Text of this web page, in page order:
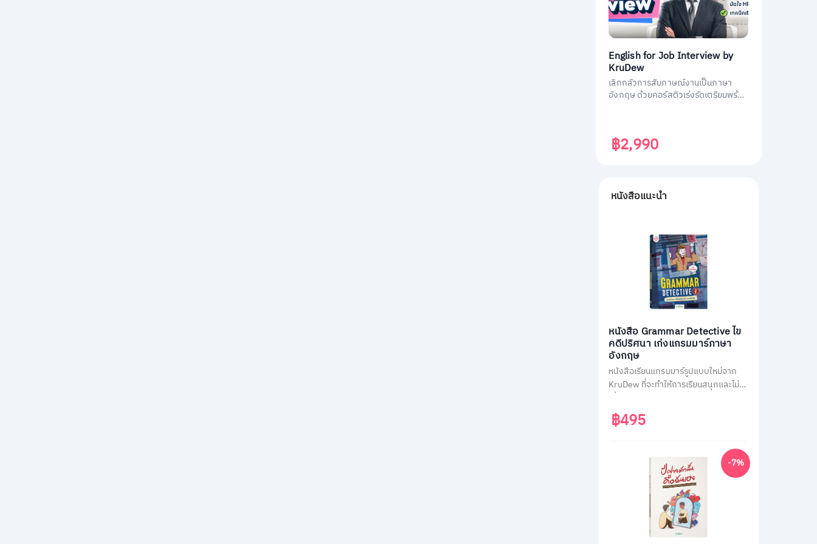
English for Job Interview by
KruDew
เลิกกลัวการสัมภาษณ์งานเป็นภาษา
อังกฤษ ด้วยคอร์สติวเร่งรัดเตรียมพร้อม
฿2,990
หนังสือแนะนำ
หนังสือ Grammar Detective ไข
คดีปริศนา เก่งแกรมมาร์ภาษา
อังกฤษ
หนังสือเรียนแกรมมาร์รูปแบบใหม่จาก
KruDew ที่จะทำให้การเรียนสนุกและไม่น่า
สวมบทนักสืบ ไขคดีปริศนาไปพร้อมกับ
การเรียนรู้หลักแกรมมาร์ที่ครอบคลุม
ฝึกหัดทบทวนความเข้าใจมากกว่า 400
฿495
-7%